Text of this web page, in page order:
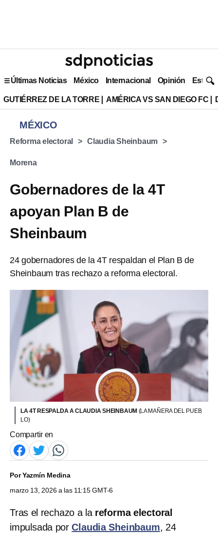
Últimas Noticias México Internacional Opinión Estilo
GUTIÉRREZ DE LA TORRE AMÉRICA VS SAN DIEGO FC
MÉXICO
Reforma electoral Claudia Sheinbaum
Morena
Gobernadores de la 4T
apoyan Plan B de
Sheinbaum
24 gobernadores de la 4T respaldan el Plan B de
Sheinbaum tras rechazo a reforma electoral.
LA 4T RESPALDA A CLAUDIA SHEINBAUM (LA MAÑERA DEL PUEB
LO)
Compartir en
PorYazmín Medina
marzo 13, 2026 a las 11:15 GMT-6
Tras el rechazo a la reforma electoral
impulsada porClaudia Sheinbaum, 24